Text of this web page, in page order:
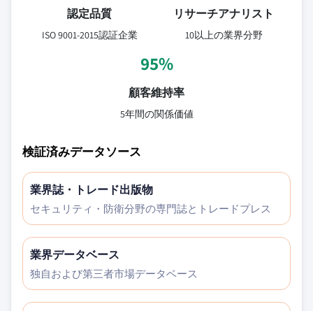
認定品質
ISO 9001-2015認証企業
リサーチアナリスト
10以上の業界分野
95%
顧客維持率
5年間の関係価値
検証済みデータソース
業界誌・トレード出版物
セキュリティ・防衛分野の専門誌とトレードプレス
業界データベース
独自および第三者市場データベース